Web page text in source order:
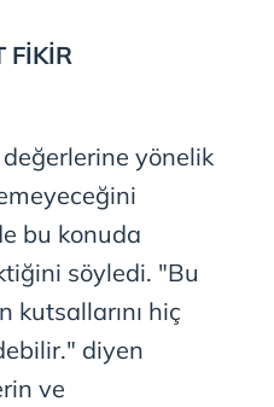
FİKİR
yönelik
bu konuda
söyledi. "Bu
kutsallarını hiç
diyen
ve